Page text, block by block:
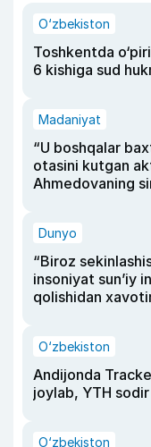
O‘zbekiston
Toshkentda
6 kishiga sud
Madaniyat
“U boshqalar
otasini kutgan
Ahmedovaning
Dunyo
“Biroz
insoniyat sun’iy
qolishidan
O‘zbekiston
Andijonda
joylab, YTH
O‘zbekiston